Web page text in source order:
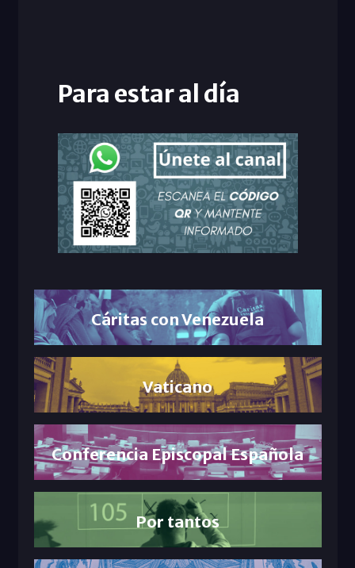
Para estar al día
Cáritas con Venezuela
Vaticano
Conferencia Episcopal Española
Por tantos